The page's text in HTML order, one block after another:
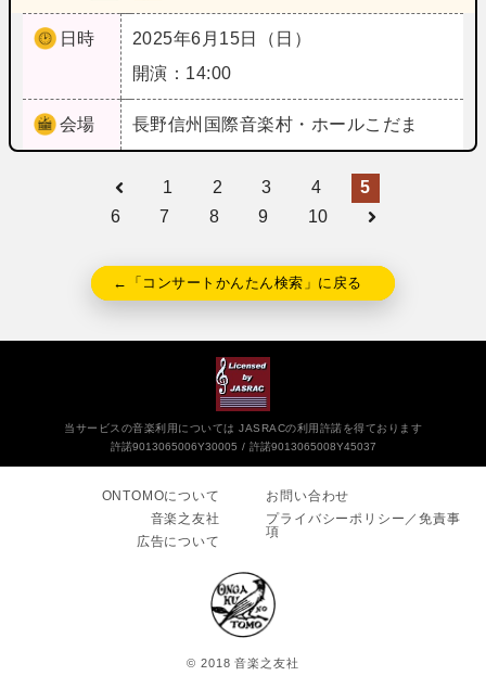
日時
2025年6月15日（日）
開演：14:00
会場 長野信州国際音楽村・ホールこだま
1 2 3 4
5
6
7 8 9 10
←「コンサートかんたん検索」に戻る
当サービスの音楽利用については JASRACの利用許諾を得ております
許諾9013065006Y30005
許諾9013065008Y45037
ONTOMOについて
音楽之友社
広告について
お問い合わせ
プライバシーポリシー／免責事
項
© 2018 音楽之友社